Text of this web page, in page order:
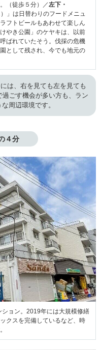
（徒歩５分）／左下・
」は日替わりのフードメニュ
フトビールもあわせて楽しん
けやき公園」のケヤキは、以前
ばれていたそう。伐採の危機
として残され、今でも地元の
は、右を見ても左を見ても
ごす機会が多い方も、ラン
周辺環境です。
４分
ョン。2019年には大規模修繕
クスを完備しているなど、時